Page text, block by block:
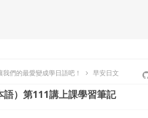
們的最愛變成學日語吧！ 早安日文
）第111講上課學習筆記